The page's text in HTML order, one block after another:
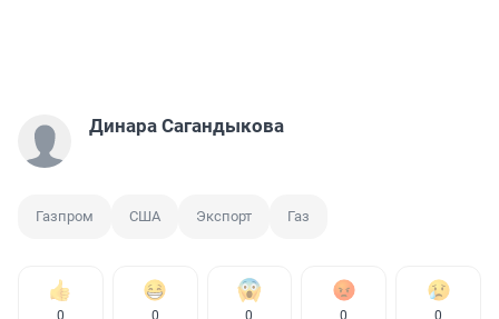
Динара Сагандыкова
Газпром США Экспорт Газ
0 0 0 0 0